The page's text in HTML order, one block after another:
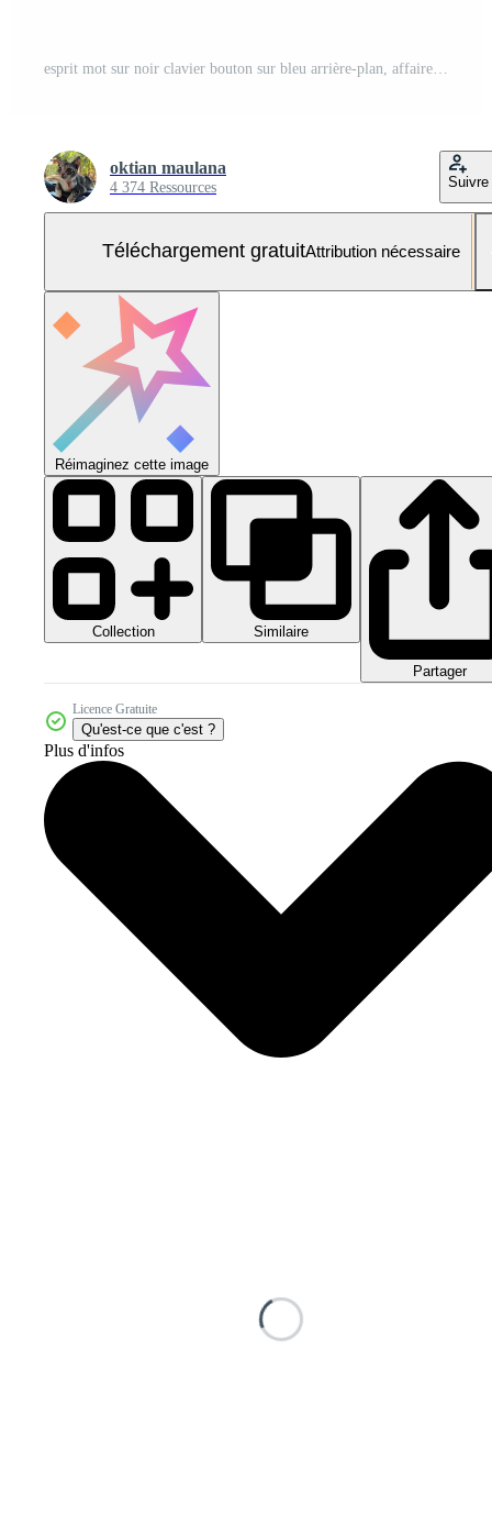
oktian maulana
4 374 Ressources Suivre
Téléchargement gratuitAttribution nécessaire
Réimaginez cette image
Collection Similaire
Partager
Licence Gratuite
Qu'est-ce que c'est ?
Plus d'infos